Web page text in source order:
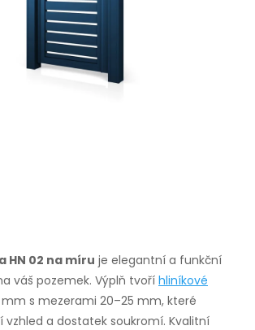
HN 02 na míru je elegantní a funkční
váš pozemek. Výplň tvoří hliníkové
mm s mezerami 20–25 mm, které
a dostatek soukromí. Kvalitní